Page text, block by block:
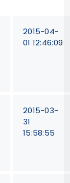
2015-04-
01 12:46:09
2015-03-
31
15:58:55